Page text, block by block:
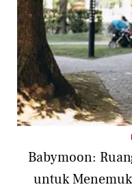
Babymoon:
untuk